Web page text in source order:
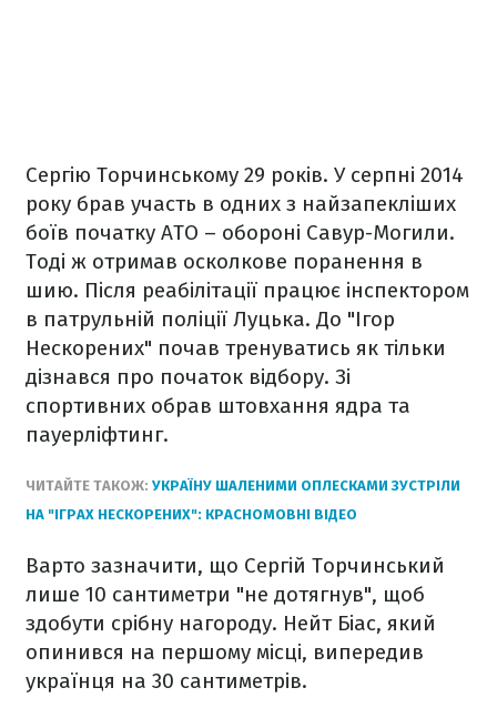
Сергію Торчинському 29 років. У серпні 2014
року брав участь в одних з найзапекліших
боїв початку АТО – обороні Савур-Могили.
Тоді ж отримав осколкове поранення в
шию. Після реабілітації працює інспектором
в патрульній поліції Луцька. До "Ігор
Нескорених" почав тренуватись як тільки
дізнався про початок відбору. Зі
спортивних обрав штовхання ядра та
пауерліфтинг.
ЧИТАЙТЕ ТАКОЖ: УКРАЇНУ ШАЛЕНИМИ ОПЛЕСКАМИ ЗУСТРІЛИ
НА "ІГРАХ НЕСКОРЕНИХ": КРАСНОМОВНІ ВІДЕО
Варто зазначити, що Сергій Торчинський
лише 10 сантиметри "не дотягнув", щоб
здобути срібну нагороду. Нейт Біас, який
опинився на першому місці, випередив
українця на 30 сантиметрів.